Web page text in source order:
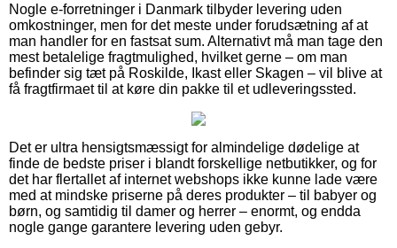
Nogle e-forretninger i Danmark tilbyder levering uden
omkostninger, men for det meste under forudsætning af at
man handler for en fastsat sum. Alternativt må man tage den
mest betalelige fragtmulighed, hvilket gerne – om man
befinder sig tæt på Roskilde, Ikast eller Skagen – vil blive at
få fragtfirmaet til at køre din pakke til et udleveringssted.
Det er ultra hensigtsmæssigt for almindelige dødelige at
finde de bedste priser i blandt forskellige netbutikker, og for
det har flertallet af internet webshops ikke kunne lade være
med at mindske priserne på deres produkter – til babyer og
børn, og samtidig til damer og herrer – enormt, og endda
nogle gange garantere levering uden gebyr.